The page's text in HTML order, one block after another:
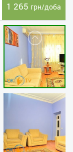
1 265 грн/доба